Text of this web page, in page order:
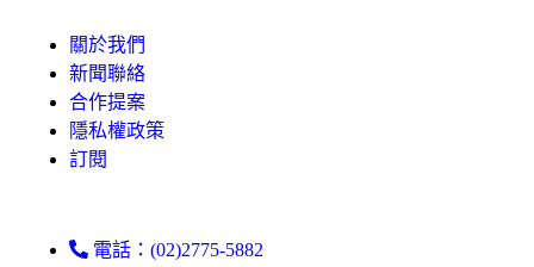
關於我們
新聞聯絡
合作提案
隱私權政策
訂閱
電話：(02)2775-5882